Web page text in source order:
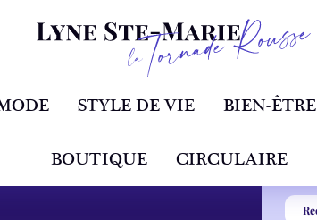
STYLE DE VIE BIEN-ÊTRE
BOUTIQUE CIRCULAIRE